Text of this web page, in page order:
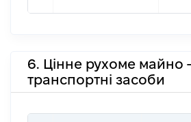
6. Цінне рухоме майно -
транспортні засоби